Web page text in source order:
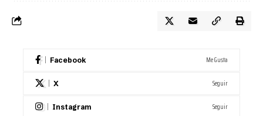
Facebook Me Gusta
X Seguir
Instagram Seguir